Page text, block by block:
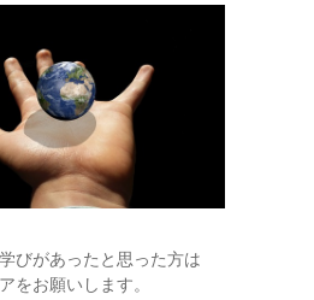
びがあったと思った方は
をお願いします。